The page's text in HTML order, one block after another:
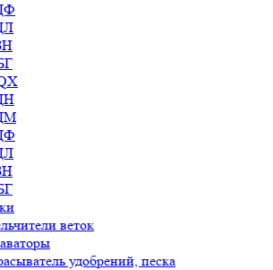
веток
удобрений, песка